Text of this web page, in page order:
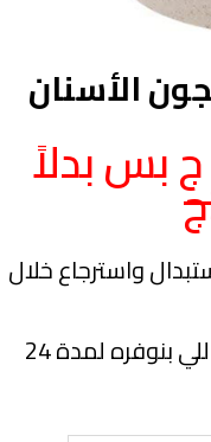
الأسنان
متوفر بسعر 199 ج بس بدلاً
واسترجاع خلال
يلا املي بياناتك والحقي الخصم اللي بنوفره لمدة 24